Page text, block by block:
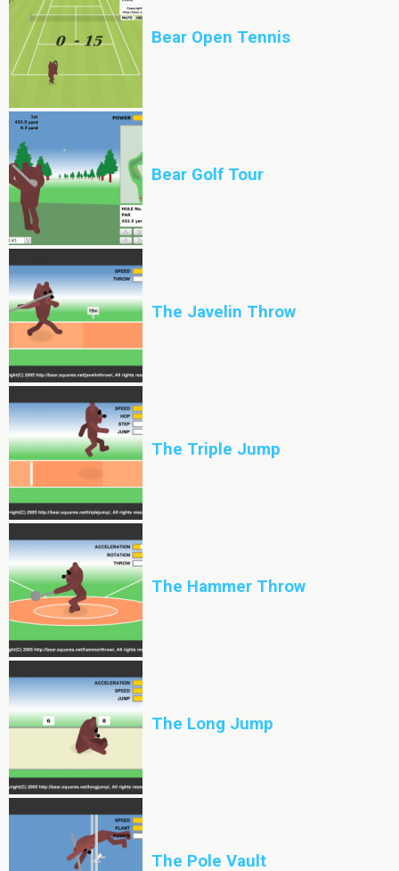
Bear Open Tennis
Bear Golf Tour
The Javelin Throw
The Triple Jump
The Hammer Throw
The Long Jump
The Pole Vault